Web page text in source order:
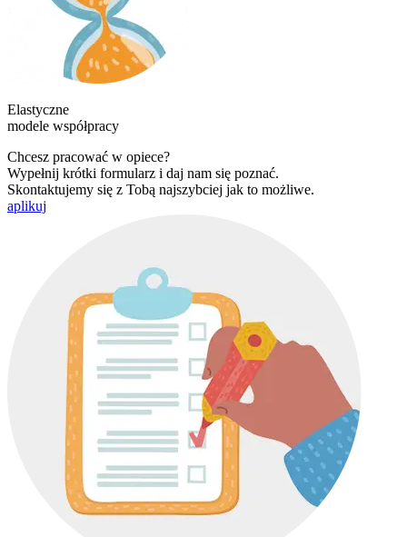
Elastyczne
modele współpracy
Chcesz pracować w opiece?
Wypełnij krótki formularz i daj nam się poznać.
Skontaktujemy się z Tobą najszybciej jak to możliwe.
aplikuj